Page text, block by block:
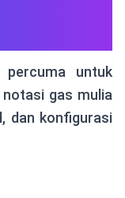
percuma untuk
gas mulia
dan konfigurasi